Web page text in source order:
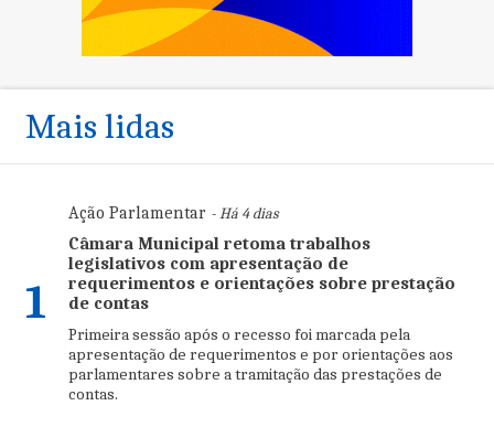
Mais lidas
1
Ação Parlamentar - Há 4 dias
Câmara Municipal retoma trabalhos
legislativos com apresentação de
requerimentos e orientações sobre prestação
de contas
Primeira sessão após o recesso foi marcada pela
apresentação de requerimentos e por orientações aos
parlamentares sobre a tramitação das prestações de
contas.